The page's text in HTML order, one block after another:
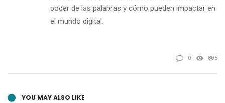
poder de las palabras y cómo pueden impactar en
el mundo digital.
0 805
YOU MAY ALSO LIKE